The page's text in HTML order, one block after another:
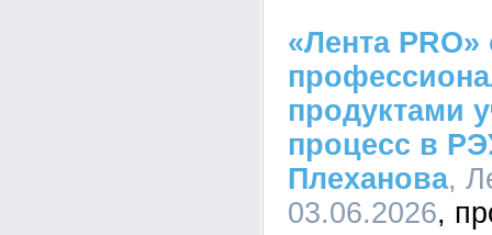
«Лента
продуктами
процесс в
Плеханова,
03.06.2026